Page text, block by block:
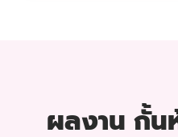
ผลงาน กั้น